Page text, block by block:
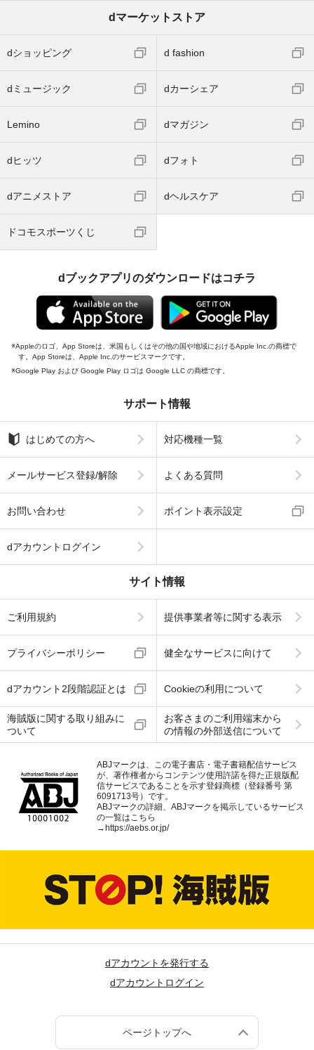
dマーケットストア
dショッピング d fashion
dミュージック dカーシェア
Lemino dマガジン
dヒッツ dフォト
dアニメストア dヘルスケア
ドコモスポーツくじ
dブックアプリのダウンロードはコチラ
Appleのロゴ、App Storeは、米国もしくはその他の国や地域におけるApple Inc.の商標で
す。App Storeは、Apple Inc.のサービスマークです。
Google Play および Google Play ロゴは Google LLC の商標です。
サポート情報
はじめての方へ 対応機種一覧
メールサービス登録/解除 よくある質問
お問い合わせ ポイント表示設定
dアカウントログイン
サイト情報
ご利用規約 提供事業者等に関する表示
プライバシーポリシー 健全なサービスに向けて
dアカウント2段階認証とは Cookieの利用について
海賊版に関する取り組みに
ついて
お客さまのご利用端末から
の情報の外部送信について
ABJマークは、この電子書店・電子書籍配信サービス
が、著作権者からコンテンツ使用許諾を得た正規版配
信サービスであることを示す登録商標（登録番号 第
6091713号）です。
ABJマークの詳細、ABJマークを掲示しているサービス
の一覧はこちら
→ https://aebs.or.jp/
dアカウントを発行する
dアカウントログイン
ページトップへ